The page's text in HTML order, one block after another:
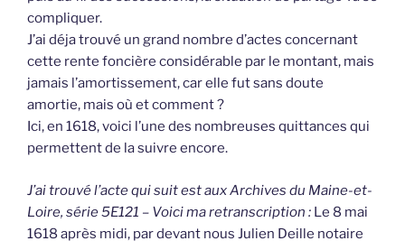
compliquer.
J’ai déja trouvé un grand nombre d’actes concernant
cette rente foncière considérable par le montant, mais
jamais l’amortissement, car elle fut sans doute
amortie, mais où et comment ?
Ici, en 1618, voici l’une des nombreuses quittances qui
permettent de la suivre encore.
J’ai trouvé l’acte qui suit est aux Archives du Maine-et-
Loire, série 5E121 – Voici ma retranscription : Le 8 mai
1618 après midi, par devant nous Julien Deille notaire